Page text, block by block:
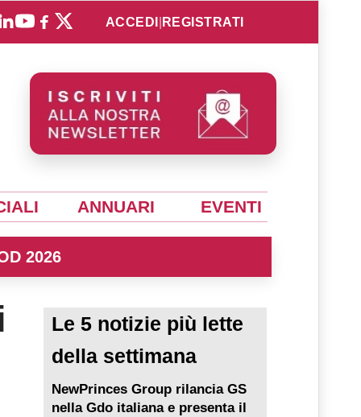
ACCEDI REGISTRATI
ANNUARI EVENTI
2026
Le 5 notizie più lette
della settimana
NewPrinces Group rilancia GS
nella Gdo italiana e presenta il